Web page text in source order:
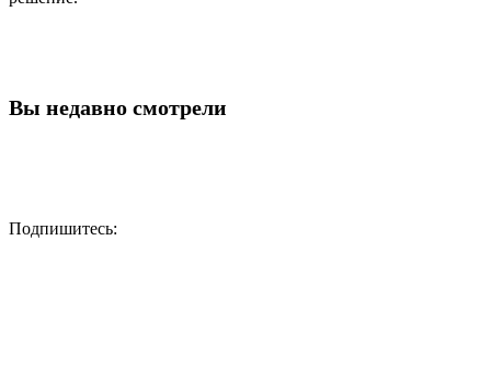
Вы недавно смотрели
Подпишитесь: